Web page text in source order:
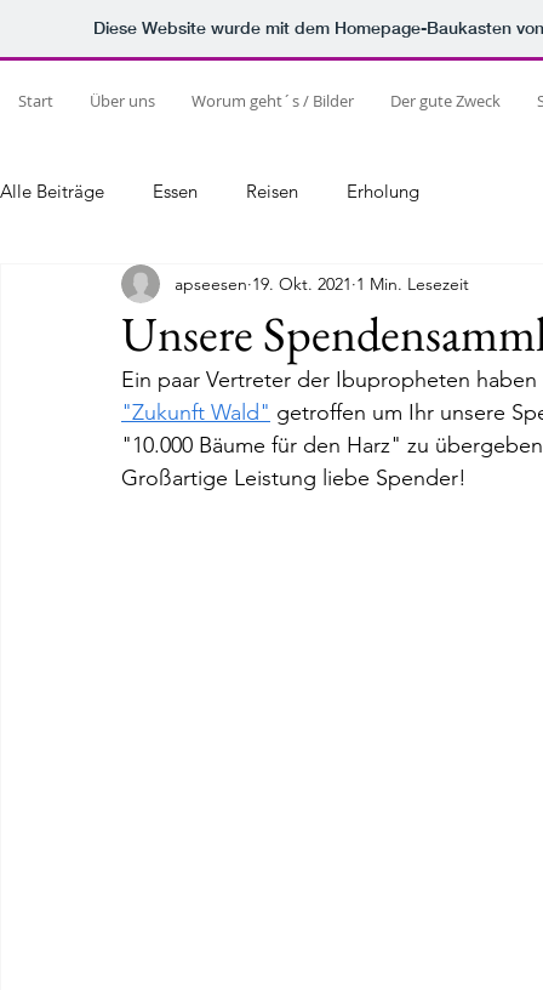
Diese Website wurde mit dem Homepage-Baukasten
Start Über uns Worum geht´s / Bilder Der gute Zweck
Alle Beiträge Essen Reisen Erholung
Unsere
apseesen 19. Okt. 2021 1 Min. Lesezeit
Ein paar Vertreter der Ibupropheten
"Zukunft Wald" getroffen um Ihr unsere
"10.000 Bäume für den Harz" zu
Großartige Leistung liebe Spender!